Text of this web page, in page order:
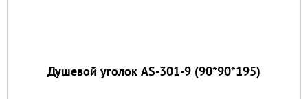
Душевой уголок AS-301-9 (90*90*195)